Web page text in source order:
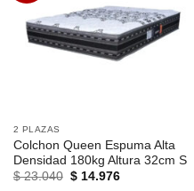
2 PLAZAS
Colchon Queen Espuma Alta
Densidad 180kg Altura 32cm S
$23.040 El
$14.976El